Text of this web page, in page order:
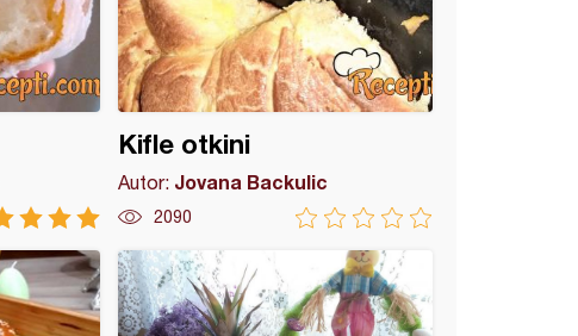
Kifle otkini
Autor: Jovana Backulic
2090